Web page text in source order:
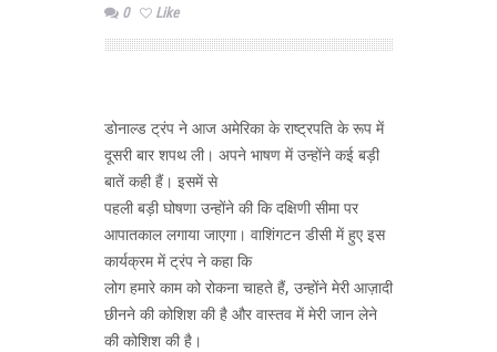
0
Like
डोनाल्‍ड ट्रंप ने आज अमेरिका के राष्‍ट्रपति के रूप में
दूसरी बार शपथ ली। अपने भाषण में उन्‍होंने कई बड़ी
बातें कही हैं। इसमें से
पहली बड़ी घोषणा उन्‍होंने की कि दक्षिणी सीमा पर
आपातकाल लगाया जाएगा। वाशिंगटन डीसी में हुए इस
कार्यक्रम में ट्रंप ने कहा कि
लोग हमारे काम को रोकना चाहते हैं, उन्होंने मेरी आज़ादी
छीनने की कोशिश की है और वास्तव में मेरी जान लेने
की कोशिश की है।